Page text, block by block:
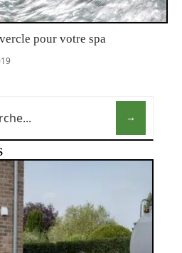
pour votre spa